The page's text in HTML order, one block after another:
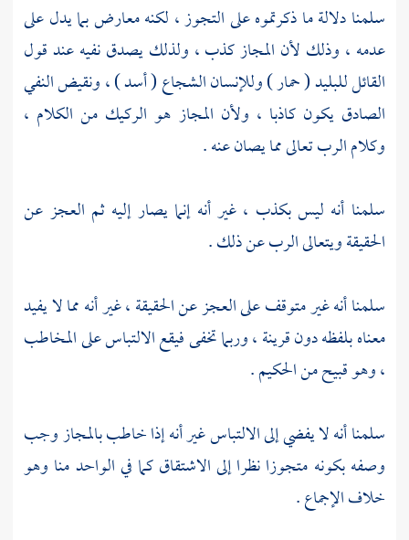
سلمنا دلالة ما ذكرتموه على التجوز ، لكنه معارض بما يدل على
عدمه ، وذلك لأن المجاز كذب ، ولذلك يصدق نفيه عند قول
القائل للبليد ( حمار ) وللإنسان الشجاع ( أسد ) ، ونقيض النفي
الصادق يكون كاذبا ، ولأن المجاز هو الركيك من الكلام ،
وكلام الرب تعالى مما يصان عنه .
سلمنا أنه ليس بكذب ، غير أنه إنما يصار إليه ثم العجز عن
الحقيقة ويتعالى الرب عن ذلك .
سلمنا أنه غير متوقف على العجز عن الحقيقة ، غير أنه مما لا يفيد
معناه بلفظه دون قرينة ، وربما تخفى فيقع الالتباس على المخاطب
، وهو قبيح من الحكيم .
سلمنا أنه لا يفضي إلى الالتباس غير أنه إذا خاطب بالمجاز وجب
وصفه بكونه متجوزا نظرا إلى الاشتقاق كما في الواحد منا وهو
خلاف الإجماع .